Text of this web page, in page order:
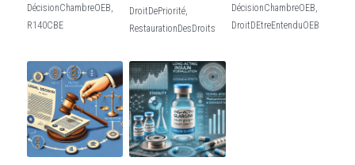
DécisionChambreOEB,
R140CBE
DroitDePriorité,
RestaurationDesDroits
DécisionChambreOEB,
DroitDEtreEntenduOEB